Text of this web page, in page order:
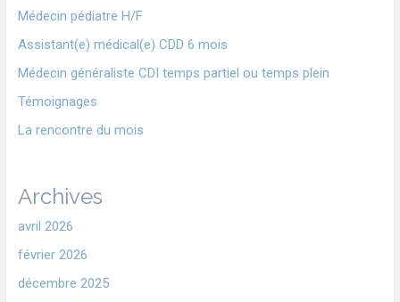
Médecin pédiatre H/F
Assistant(e) médical(e) CDD 6 mois
Médecin généraliste CDI temps partiel ou temps plein
Témoignages
La rencontre du mois
Archives
avril 2026
février 2026
décembre 2025